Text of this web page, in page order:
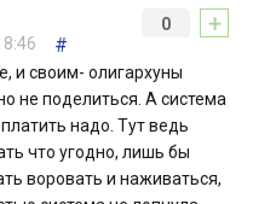
+
0
#
и своим- олигархуны
не поделиться. А система
надо. Тут ведь
что угодно, лишь бы
воровать и наживаться,